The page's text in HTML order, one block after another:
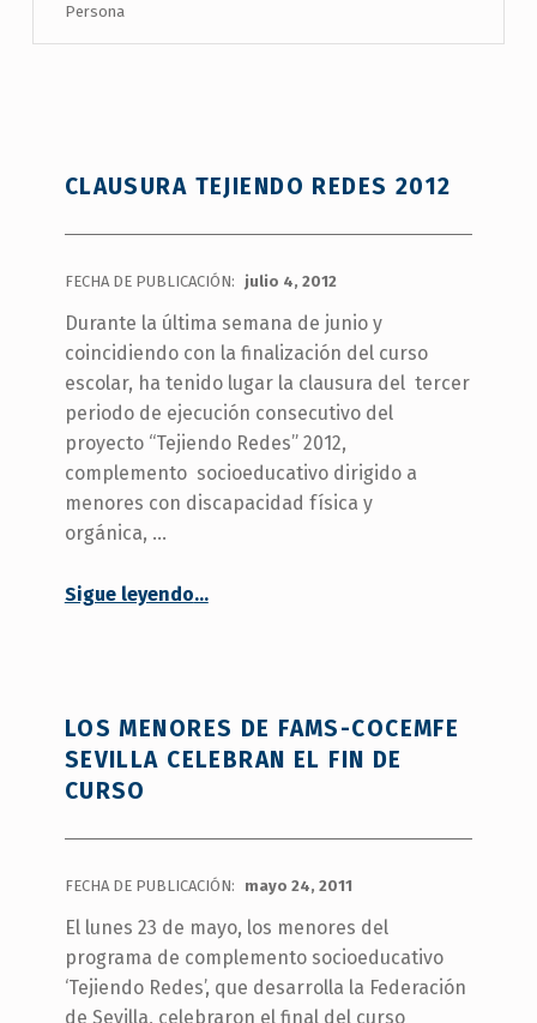
Persona
CLAUSURA TEJIENDO REDES 2012
FECHA DE PUBLICACIÓN: julio 4, 2012
Durante la última semana de junio y
coincidiendo con la finalización del curso
escolar, ha tenido lugar la clausura del tercer
periodo de ejecución consecutivo del
proyecto “Tejiendo Redes” 2012,
complemento socioeducativo dirigido a
menores con discapacidad física y
orgánica, …
Sigue leyendo…
LOS MENORES DE FAMS-COCEMFE
SEVILLA CELEBRAN EL FIN DE
CURSO
FECHA DE PUBLICACIÓN: mayo 24, 2011
El lunes 23 de mayo, los menores del
programa de complemento socioeducativo
‘Tejiendo Redes’, que desarrolla la Federación
de Sevilla, celebraron el final del curso